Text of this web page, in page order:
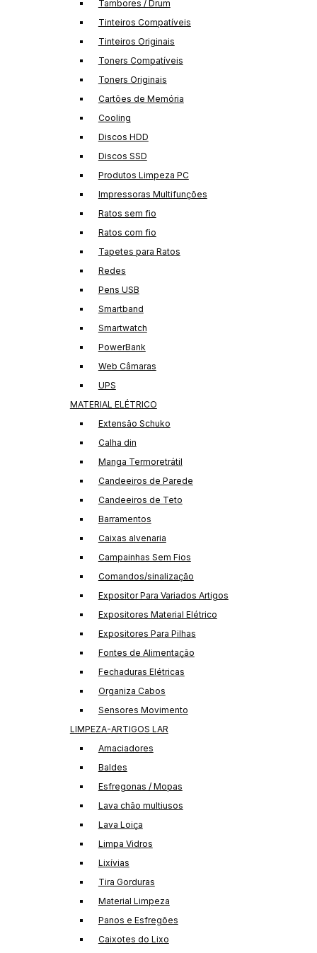
Tambores / Drum
Tinteiros Compatíveis
Tinteiros Originais
Toners Compatíveis
Toners Originais
Cartões de Memória
Cooling
Discos HDD
Discos SSD
Produtos Limpeza PC
Impressoras Multifunções
Ratos sem fio
Ratos com fio
Tapetes para Ratos
Redes
Pens USB
Smartband
Smartwatch
PowerBank
Web Câmaras
UPS
MATERIAL ELÉTRICO
Extensão Schuko
Calha din
Manga Termoretrátil
Candeeiros de Parede
Candeeiros de Teto
Barramentos
Caixas alvenaria
Campainhas Sem Fios
Comandos/sinalização
Expositor Para Variados Artigos
Expositores Material Elétrico
Expositores Para Pilhas
Fontes de Alimentação
Fechaduras Elétricas
Organiza Cabos
Sensores Movimento
LIMPEZA-ARTIGOS LAR
Amaciadores
Baldes
Esfregonas / Mopas
Lava chão multiusos
Lava Loiça
Limpa Vidros
Lixívias
Tira Gorduras
Material Limpeza
Panos e Esfregões
Caixotes do Lixo